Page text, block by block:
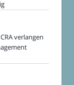
verlangen